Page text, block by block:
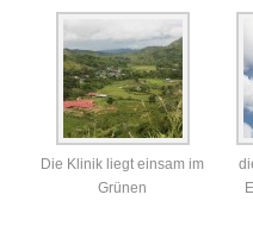
Die Klinik liegt einsam im
Grünen